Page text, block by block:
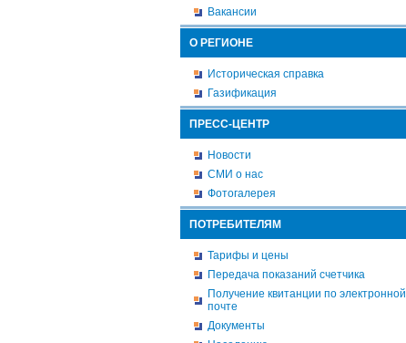
Вакансии
О РЕГИОНЕ
Историческая справка
Газификация
ПРЕСС-ЦЕНТР
Новости
СМИ о нас
Фотогалерея
ПОТРЕБИТЕЛЯМ
Тарифы и цены
Передача показаний счетчика
Получение квитанции по электронной
почте
Документы